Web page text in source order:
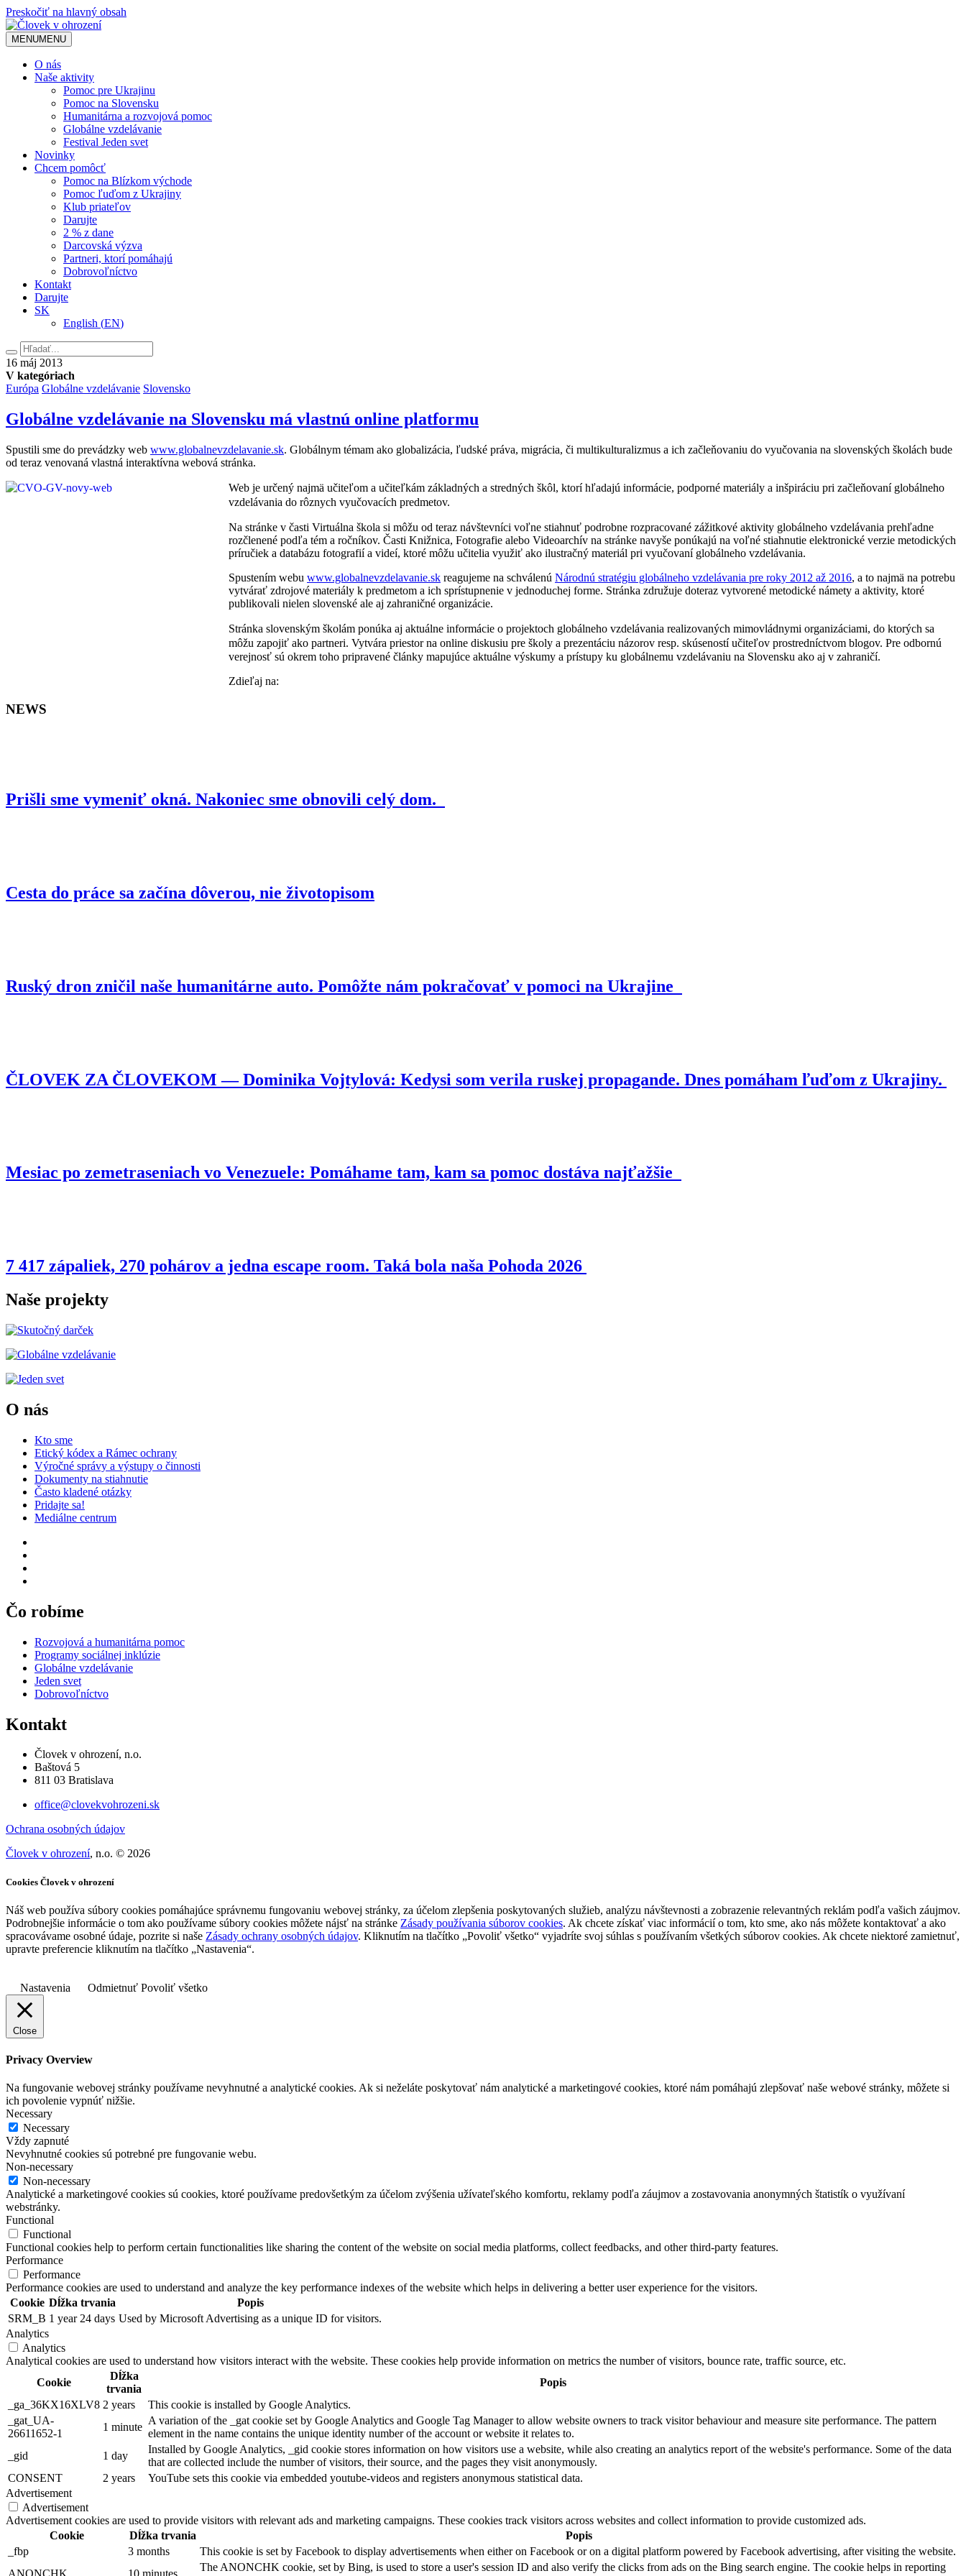
Preskočiť na hlavný obsah
MENUMENU
O nás
Naše aktivity
Pomoc pre Ukrajinu
Pomoc na Slovensku
Humanitárna a rozvojová pomoc
Globálne vzdelávanie
Festival Jeden svet
Novinky
Chcem pomôcť
Pomoc na Blízkom východe
Pomoc ľuďom z Ukrajiny
Klub priateľov
Darujte
2 % z dane
Darcovská výzva
Partneri, ktorí pomáhajú
Dobrovoľníctvo
Kontakt
Darujte
SK
English (EN)
Hľadať
16 máj 201316.
mája
2013
V kategóriach
Európa Globálne vzdelávanie Slovensko
Globálne vzdelávanie na Slovensku má vlastnú online platformu
Spustili sme do prevádzky web www.globalnevzdelavanie.sk. Globálnym témam ako globalizácia, ľudské práva, migrácia, či multikulturalizmus a ich začleňovaniu do vyučovania na slovenských školách bude
od teraz venovaná vlastná interaktívna webová stránka.
Web je určený najmä učiteľom a učiteľkám základných a stredných škôl, ktorí hľadajú informácie, podporné materiály a inšpiráciu pri začleňovaní globálneho
vzdelávania do rôznych vyučovacích predmetov.
Na stránke v časti Virtuálna škola si môžu od teraz návštevníci voľne stiahnuť podrobne rozpracované zážitkové aktivity globálneho vzdelávania prehľadne
rozčlenené podľa tém a ročníkov. Časti Knižnica, Fotografie alebo Videoarchív na stránke navyše ponúkajú na voľné stiahnutie elektronické verzie metodických
príručiek a databázu fotografií a videí, ktoré môžu učitelia využiť ako ilustračný materiál pri vyučovaní globálneho vzdelávania.
Spustením webu www.globalnevzdelavanie.sk reagujeme na schválenú Národnú stratégiu globálneho vzdelávania pre roky 2012 až 2016, a to najmä na potrebu
vytvárať zdrojové materiály k predmetom a ich sprístupnenie v jednoduchej forme. Stránka združuje doteraz vytvorené metodické námety a aktivity, ktoré
publikovali nielen slovenské ale aj zahraničné organizácie.
Stránka slovenským školám ponúka aj aktuálne informácie o projektoch globálneho vzdelávania realizovaných mimovládnymi organizáciami, do ktorých sa
môžu zapojiť ako partneri. Vytvára priestor na online diskusiu pre školy a prezentáciu názorov resp. skúseností učiteľov prostredníctvom blogov. Pre odbornú
verejnosť sú okrem toho pripravené články mapujúce aktuálne výskumy a prístupy ku globálnemu vzdelávaniu na Slovensku ako aj v zahraničí.
Zdieľaj na:
NEWS
Prišli sme vymeniť okná. Nakoniec sme obnovili celý dom.
Cesta do práce sa začína dôverou, nie životopisom
Ruský dron zničil naše humanitárne auto. Pomôžte nám pokračovať v pomoci na Ukrajine
ČLOVEK ZA ČLOVEKOM — Dominika Vojtylová: Kedysi som verila ruskej propagande. Dnes pomáham ľuďom z Ukrajiny.
Mesiac po zemetraseniach vo Venezuele: Pomáhame tam, kam sa pomoc dostáva najťažšie
7 417 zápaliek, 270 pohárov a jedna escape room. Taká bola naša Pohoda 2026
Naše projekty
O nás
Kto sme
Etický kódex a Rámec ochrany
Výročné správy a výstupy o činnosti
Dokumenty na stiahnutie
Často kladené otázky
Pridajte sa!
Mediálne centrum
Čo robíme
Rozvojová a humanitárna pomoc
Programy sociálnej inklúzie
Globálne vzdelávanie
Jeden svet
Dobrovoľníctvo
Kontakt
Človek v ohrození, n.o.
Baštová 5
811 03 Bratislava
office@clovekvohrozeni.sk
Ochrana osobných údajov
Človek v ohrození, n.o. © 2026
Cookies Človek v ohrození
Náš web používa súbory cookies pomáhajúce správnemu fungovaniu webovej stránky, za účelom zlepšenia poskytovaných služieb, analýzu návštevnosti a zobrazenie relevantných reklám podľa vašich záujmov.
Podrobnejšie informácie o tom ako používame súbory cookies môžete nájsť na stránke Zásady používania súborov cookies. Ak chcete získať viac informácií o tom, kto sme, ako nás môžete kontaktovať a ako
spracovávame osobné údaje, pozrite si naše Zásady ochrany osobných údajov. Kliknutím na tlačítko „Povoliť všetko“ vyjadríte svoj súhlas s používaním všetkých súborov cookies. Ak chcete niektoré zamietnuť,
upravte preferencie kliknutím na tlačítko „Nastavenia“.
Nastavenia Odmietnuť Povoliť všetko
Close
Privacy Overview
Na fungovanie webovej stránky používame nevyhnutné a analytické cookies. Ak si neželáte poskytovať nám analytické a marketingové cookies, ktoré nám pomáhajú zlepšovať naše webové stránky, môžete si
ich povolenie vypnúť nižšie.
Necessary
Necessary
Vždy zapnuté
Nevyhnutné cookies sú potrebné pre fungovanie webu.
Non-necessary
Non-necessary
Analytické a marketingové cookies sú cookies, ktoré používame predovšetkým za účelom zvýšenia užívateľského komfortu, reklamy podľa záujmov a zostavovania anonymných štatistík o využívaní
webstránky.
Functional
Functional
Functional cookies help to perform certain functionalities like sharing the content of the website on social media platforms, collect feedbacks, and other third-party features.
Performance
Performance
Performance cookies are used to understand and analyze the key performance indexes of the website which helps in delivering a better user experience for the visitors.
Cookie Dĺžka trvania
Popis
SRM_B 1 year 24 days Used by Microsoft Advertising as a unique ID for visitors.
Analytics
Analytics
Analytical cookies are used to understand how visitors interact with the website. These cookies help provide information on metrics the number of visitors, bounce rate, traffic source, etc.
Cookie
Dĺžka
trvania
Popis
_ga_36KX16XLV8 2 years
This cookie is installed by Google Analytics.
_gat_UA-
26611652-1
1 minute
A variation of the _gat cookie set by Google Analytics and Google Tag Manager to allow website owners to track visitor behaviour and measure site performance. The pattern
element in the name contains the unique identity number of the account or website it relates to.
_gid
1 day
Installed by Google Analytics, _gid cookie stores information on how visitors use a website, while also creating an analytics report of the website's performance. Some of the data
that are collected include the number of visitors, their source, and the pages they visit anonymously.
CONSENT
2 years
YouTube sets this cookie via embedded youtube-videos and registers anonymous statistical data.
Advertisement
Advertisement
Advertisement cookies are used to provide visitors with relevant ads and marketing campaigns. These cookies track visitors across websites and collect information to provide customized ads.
Cookie
Dĺžka trvania
Popis
_fbp
3 months
This cookie is set by Facebook to display advertisements when either on Facebook or on a digital platform powered by Facebook advertising, after visiting the website.
The ANONCHK cookie, set by Bing, is used to store a user's session ID and also verify the clicks from ads on the Bing search engine. The cookie helps in reporting